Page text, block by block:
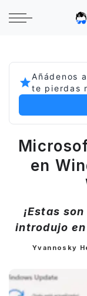
Añádenos
te pierdas
en
¡Estas
introdujo en
Posted
Yvannosky